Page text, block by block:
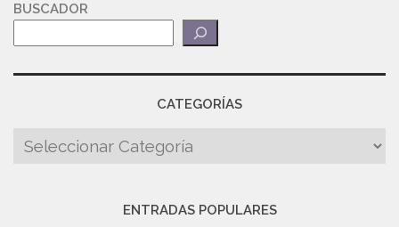
BUSCADOR
CATEGORÍAS
ENTRADAS POPULARES